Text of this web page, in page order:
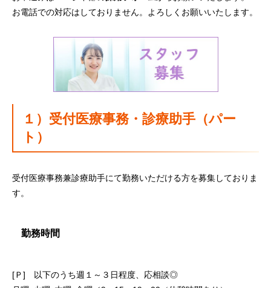
お電話での対応はしておりません。よろしくお願いいたします。
１）受付医療事務・診療助手（パー
ト）
受付医療事務兼診療助手にて勤務いただける方を募集しておりま
す。
勤務時間
[Ｐ] 以下のうち週１～３日程度、応相談◎